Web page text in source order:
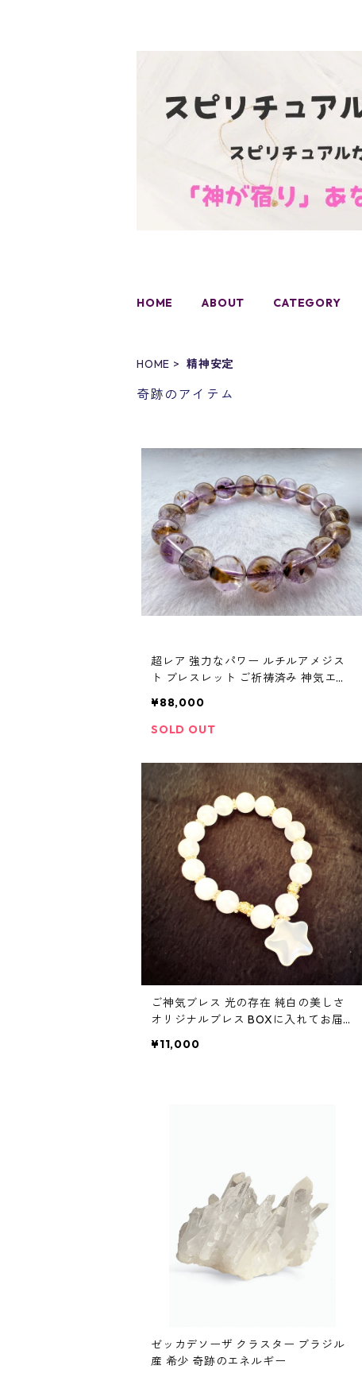
HOME ABOUT CATEGORY
HOME 精神安定
奇跡のアイテム
超レア 強力なパワー ルチルアメジス
ト ブレスレット ご祈祷済み 神気エネ
¥88,000
SOLD OUT
ご神気ブレス 光の存在 純白の美しさ
オリジナルブレス BOXに入れてお届
¥11,000
ゼッカデソーザ クラスター ブラジル
産 希少 奇跡のエネルギー